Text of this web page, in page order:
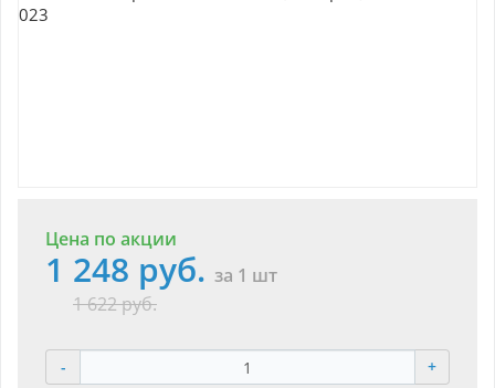
Цена по акции
1 248 руб. за 1 шт
1 622 руб.
- +